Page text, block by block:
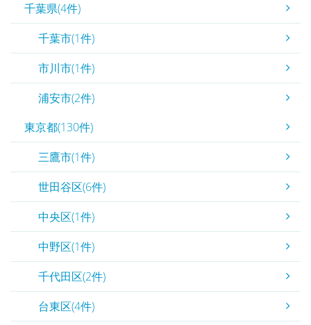
千葉県(4件)
千葉市(1件)
市川市(1件)
浦安市(2件)
東京都(130件)
三鷹市(1件)
世田谷区(6件)
中央区(1件)
中野区(1件)
千代田区(2件)
台東区(4件)